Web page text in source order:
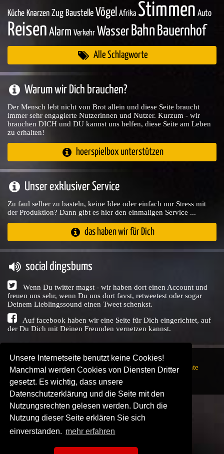
Unsere Internetseite benutzt keine Cookies!
Manchmal werden Cookies von Diensten Dritter
gesetzt. Es wichtig, dass unsere
Datenschutzerklärung und die Seite mit den
Nutzungsrechten gelesen werden. Durch die
Nutzung dieser Seite erklären Sie sich
einverstanden. mehr erfahren
Küche Knarzen Zug Baustelle Vögel Afrika Stimmen Auto
Reisen Alarm Verkehr Wasser Bahn Bauernhof
Alle Schlagworte
Warum wir Dich brauchen?
Der Mensch lebt nicht von Brot allein und diese Seite braucht
immer sehr engagierte Nutzerinnen und Nutzer. Kurzum - wir
brauchen DICH und DU kannst uns helfen, diese Seite am Leben
zu erhalten!
hoerspielbox unterstützen
Unser exklusiver Service
Zu faul selber zu basteln, keine Idee oder einfach nur Stress mit
der Produktion? Dann gibt es hier den einmaligen Service ...
das haben wir für Dich
social dingsbums
Wenn Du twitter magst - wir haben dort einen Account und
freuen uns sehr, wenn Du uns dort favst, retweetest oder sogar
Deinem Lieblingssound einen Tweet schenkst.
Auf facebook haben wir eine Seite für Dich eingerichtet, auf
der Du Dich mit Deinen Freunden vernetzen kannst.
Copyright © Audio Union GbR, 1999 - 2026,Nutzungsrechte
SENDEPLATZ ↗